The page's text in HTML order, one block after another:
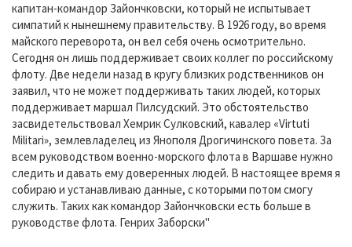
капитан-командор Зайончковски, который не испытывает
симпатий к нынешнему правительству. В 1926 году, во время
майского переворота, он вел себя очень осмотрительно.
Сегодня он лишь поддерживает своих коллег по российскому
флоту. Две недели назад в кругу близких родственников он
заявил, что не может поддерживать таких людей, которых
поддерживает маршал Пилсудский. Это обстоятельство
засвидетельствовал Хемрик Сулковский, кавалер «Virtuti
Militari», землевладелец из Янополя Дрогичинского повета. За
всем руководством военно-морского флота в Варшаве нужно
следить и давать ему доверенных людей. В настоящее время я
собираю и устанавливаю данные, с которыми потом смогу
служить. Таких как командор Зайончковски есть больше в
руководстве флота. Генрих Заборски"